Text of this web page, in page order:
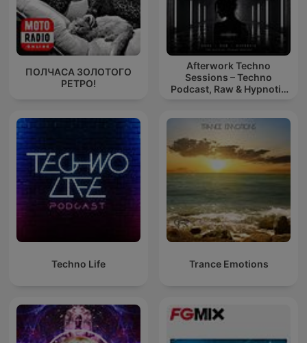
ПОЛЧАСА ЗОЛОТОГО
РЕТРО!
Afterwork Techno
Sessions – Techno
Podcast, Raw & Hypnotic
Techno Life Trance Emotions